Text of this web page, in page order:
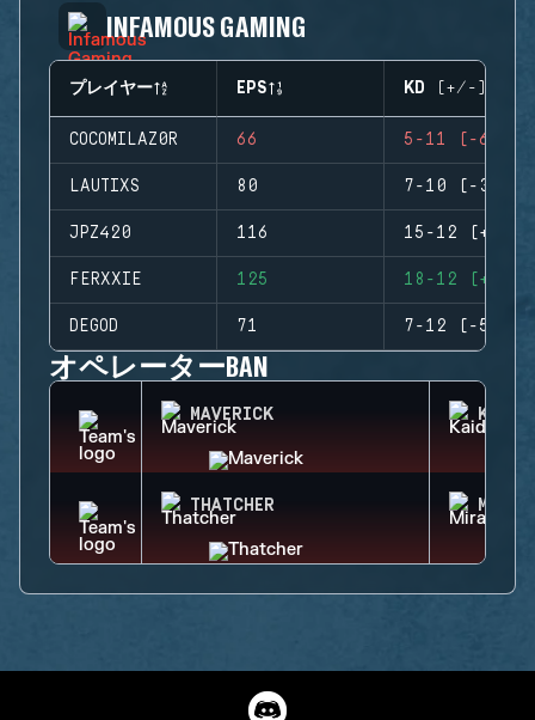
INFAMOUS GAMING
プレイヤー EPS KD (+/-)
COCOMILAZ0R 66 5-11 (-6)
LAUTIXS 80 7-10 (-3)
JPZ420 116 15-12 (+3)
FERXXIE 125 18-12 (+6)
DEGOD 71 7-12 (-5)
オペレーターBAN
MAVERICK KAID
THATCHER MIRA